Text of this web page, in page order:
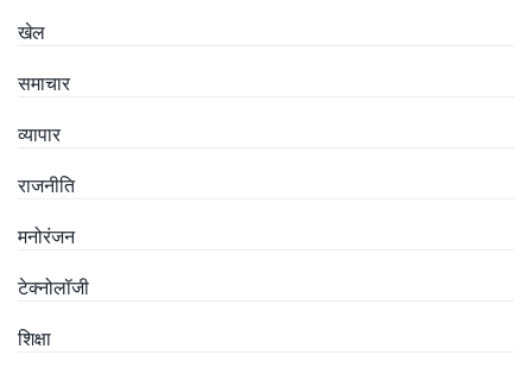
खेल
समाचार
व्यापार
राजनीति
मनोरंजन
टेक्नोलॉजी
शिक्षा